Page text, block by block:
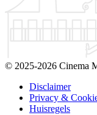
© 2025-2026 Cinema
Disclaimer
Privacy &
Huisregels